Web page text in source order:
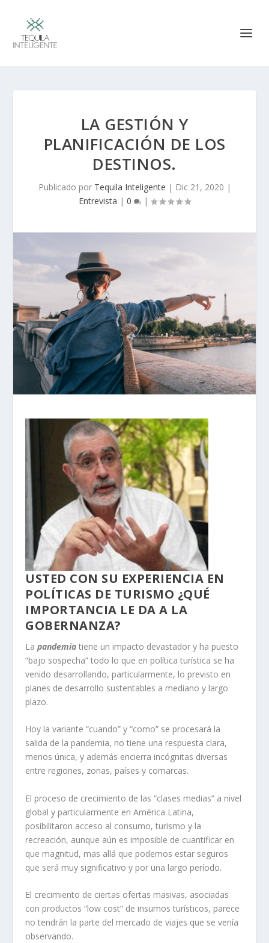
LA GESTIÓN Y
PLANIFICACIÓN DE LOS
DESTINOS.
Publicado por Tequila Inteligente | Dic 21, 2020 |
Entrevista | 0 |
USTED CON SU EXPERIENCIA EN
POLÍTICAS DE TURISMO ¿QUÉ
IMPORTANCIA LE DA A LA
GOBERNANZA?
Lapandemia tiene un impacto devastador y ha puesto
“bajo sospecha” todo lo que en política turística se ha
venido desarrollando, particularmente, lo previsto en
planes de desarrollo sustentables a mediano y largo
plazo.
Hoy la variante “cuando” y “como” se procesará la
salida de la pandemia, no tiene una respuesta clara,
menos única, y además encierra incógnitas diversas
entre regiones, zonas, países y comarcas.
El proceso de crecimiento de las “clases medias” a nivel
global y particularmente en América Latina,
posibilitaron acceso al consumo, turismo y la
recreación, aunque aún es imposible de cuantificar en
que magnitud, mas allá que podemos estar seguros
que será muy significativo y por una largo período.
El crecimiento de ciertas ofertas masivas, asociadas
con productos “low cost” de insumos turísticos, parece
no tendrán la parte del mercado de viajes que se venía
observando.